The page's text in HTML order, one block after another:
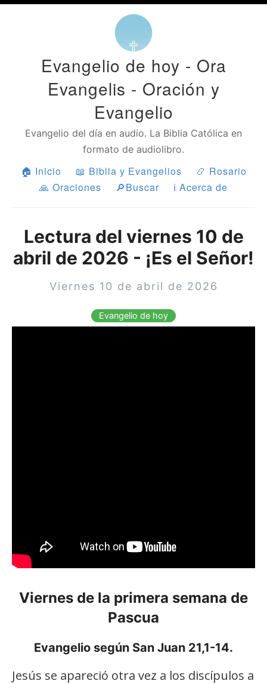
Evangelio de hoy - Ora
Evangelis - Oración y
Evangelio
Evangelio del día en audio. La Biblia Católica en
formato de audiolibro.
🏠 Inicio 📖 Biblia y Evangelios
📿 Rosario
🙏 Oraciones
🔎Buscar ℹ Acerca de
Lectura del viernes 10 de
abril de 2026 - ¡Es el Señor!
Viernes 10 de abril de 2026
Evangelio de hoy
Viernes de la primera semana de
Pascua
Evangelio según San Juan 21,1-14.
Jesús se apareció otra vez a los discípulos a